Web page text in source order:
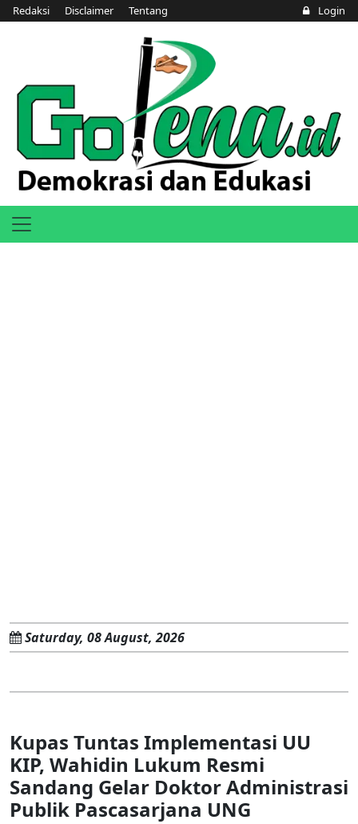
Redaksi Disclaimer Tentang Login
Saturday, 08 August, 2026
Kupas Tuntas Implementasi UU
KIP, Wahidin Lukum Resmi
Sandang Gelar Doktor Administrasi
Publik Pascasarjana UNG